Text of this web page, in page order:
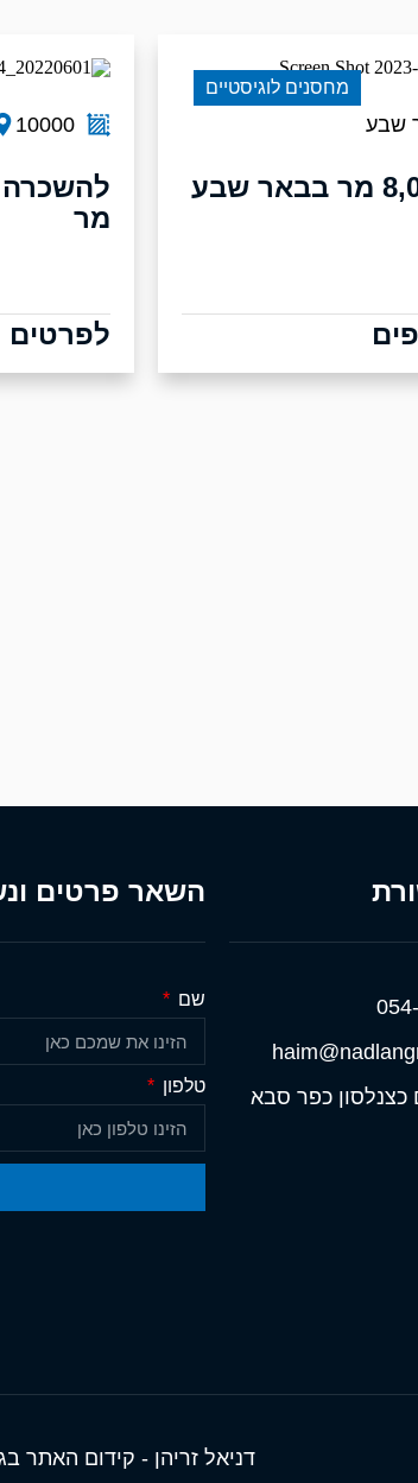
שבע
מחסנים לוגיסטיים
10000
מר
לפרטים
כצנלסון כפר סבא
השאר פרטים
שם
טלפון
דניאל זריהן - קידום האתר